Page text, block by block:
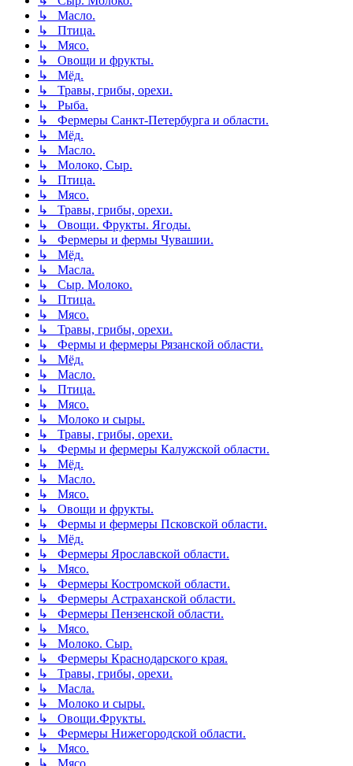
↳ Масло.
↳ Птица.
↳ Мясо.
↳ Овощи и фрукты.
↳ Мёд.
↳ Травы, грибы, орехи.
↳ Рыба.
↳ Фермеры Санкт-Петербурга и области.
↳ Мёд.
↳ Масло.
↳ Молоко, Сыр.
↳ Птица.
↳ Мясо.
↳ Травы, грибы, орехи.
↳ Овощи. Фрукты. Ягоды.
↳ Фермеры и фермы Чувашии.
↳ Мёд.
↳ Масла.
↳ Сыр. Молоко.
↳ Птица.
↳ Мясо.
↳ Травы, грибы, орехи.
↳ Фермы и фермеры Рязанской области.
↳ Мёд.
↳ Масло.
↳ Птица.
↳ Мясо.
↳ Молоко и сыры.
↳ Травы, грибы, орехи.
↳ Фермы и фермеры Калужской области.
↳ Мёд.
↳ Масло.
↳ Мясо.
↳ Овощи и фрукты.
↳ Фермы и фермеры Псковской области.
↳ Мёд.
↳ Фермеры Ярославской области.
↳ Мясо.
↳ Фермеры Костромской области.
↳ Фермеры Астраханской области.
↳ Фермеры Пензенской области.
↳ Мясо.
↳ Молоко. Сыр.
↳ Фермеры Краснодарского края.
↳ Травы, грибы, орехи.
↳ Масла.
↳ Молоко и сыры.
↳ Овощи.Фрукты.
↳ Фермеры Нижегородской области.
↳ Мясо.